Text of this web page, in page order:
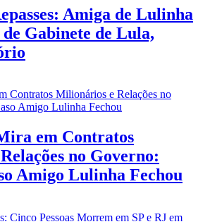
Amiga de Lulinha
Gabinete de Lula,
em Contratos
no Governo:
Amigo Lulinha Fechou